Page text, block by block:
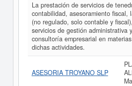
La prestación de servicios de
contabilidad, asesoramiento fiscal,
(no regulado, solo contable y
servicios de gestión administrativa
consultoría empresarial en
dichas actividades.
ASESORIA TROYANO SLP